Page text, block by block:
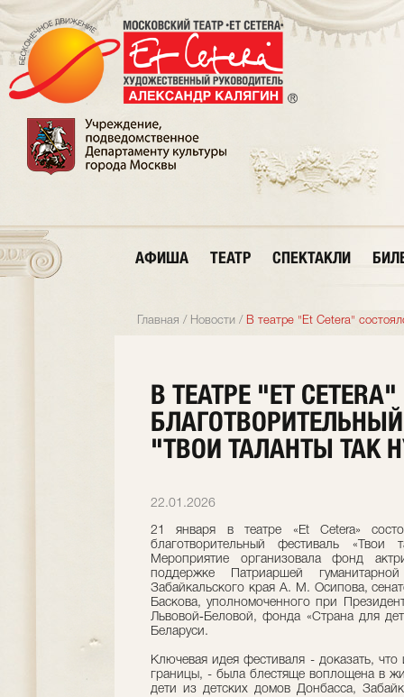
АФИША ТЕАТР СПЕКТАКЛИ
Главная / Новости / В театре "Et Cetera"
В ТЕАТРЕ "ET
"ТВОИ ТАЛАНТЫ ТАК
22.01.2026
21 января в театре «Et Cetera»
благотворительный фестиваль «Твои
Мероприятие организовала фонд
поддержке Патриаршей
Забайкальского края А. М. Осипова,
Баскова, уполномоченного при
Львовой‑Беловой, фонда «Страна для
Беларуси.
Ключевая идея фестиваля - доказать, что
границы, - была блестяще воплощена в
дети из детских домов Донбасса,